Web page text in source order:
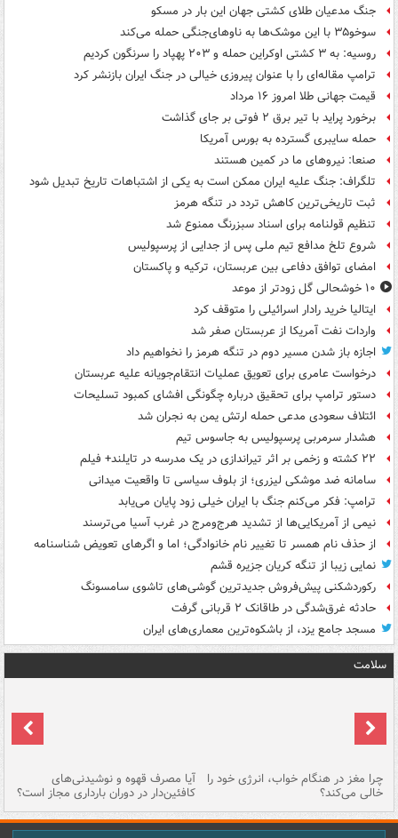
جنگ مدعیان طلای کشتی جهان این بار در مسکو
سوخو۳۵ با این موشک‌ها به ناوهای‌جنگی حمله می‌کند
روسیه: به ۳ کشتی اوکراین حمله و ۲۰۳ پهپاد را سرنگون کردیم
ترامپ مقاله‌ای را با عنوان پیروزی خیالی در جنگ ایران بازنشر کرد
قیمت جهانی طلا امروز ۱۶ مرداد
برخورد پراید با تیر برق ۲ فوتی بر جای گذاشت
حمله سایبری گسترده به بورس آمریکا
صنعا: نیروهای ما در کمین‌ هستند
تلگراف: جنگ علیه ایران ممکن است به یکی از اشتباهات تاریخ تبدیل شود
ثبت تاریخی‌ترین کاهش تردد در تنگه هرمز
تنظیم قولنامه برای اسناد سبزرنگ ممنوع شد
شروع تلخ مدافع تیم ملی پس از جدایی از پرسپولیس
امضای توافق دفاعی بین عربستان، ترکیه و پاکستان
۱۰ خوشحالی گل زودتر از موعد
ایتالیا خرید رادار اسرائیلی را متوقف کرد
واردات نفت آمریکا از عربستان صفر شد
اجازه باز شدن مسیر دوم در تنگه هرمز را نخواهیم داد
درخواست عامری برای تعویق عملیات انتقام‌جویانه علیه عربستان
دستور ترامپ برای تحقیق درباره چگونگی افشای کمبود تسلیحات
ائتلاف سعودی مدعی حمله ارتش یمن به نجران شد
هشدار سرمربی پرسپولیس به جاسوس تیم
۲۲ کشته و زخمی بر اثر تیراندازی در یک مدرسه در تایلند+ فیلم
سامانه ضد موشکی لیزری؛ از بلوف سیاسی تا واقعیت میدانی
ترامپ: فکر می‌کنم جنگ با ایران خیلی زود پایان می‌یابد
نیمی از آمریکایی‌ها از تشدید هرج‌ومرج در غرب آسیا می‌ترسند
از حذف نام همسر تا تغییر نام خانوادگی؛ اما و اگرهای تعویض شناسنامه
نمایی زیبا از تنگه کریان جزیره قشم
رکوردشکنی پیش‌فروش جدیدترین گوشی‌های تاشوی سامسونگ
حادثه غرق‌شدگی در طاقانک ۲ قربانی گرفت
مسجد جامع یزد، از باشکوه‌ترین معماری‌های ایران
سلامت
چرا مغز در هنگام خواب، انرژی خود را
خالی می‌کند؟
آیا مصرف قهوه و نوشیدنی‌های
کافئین‌دار در دوران بارداری مجاز است؟